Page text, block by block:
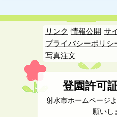
リンク 情報公開 サ
プライバシーポリシ
写真注文
登園許可
射水市ホームページ
願いし